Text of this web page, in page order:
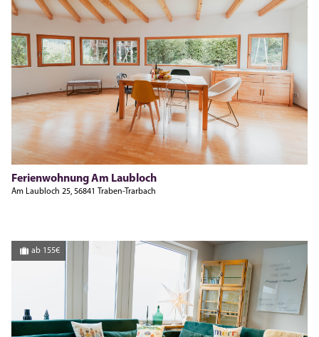
Ferienwohnung Am Laubloch
Am Laubloch 25, 56841 Traben-Trarbach
ab 155€